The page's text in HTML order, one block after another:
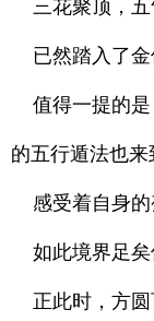
三花聚顶，五
已然踏入了金
值得一提的是
的五行遁法也来
感受着自身的
如此境界足矣
正此时，方圆